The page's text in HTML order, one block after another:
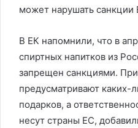
может нарушать санкции
В ЕК напомнили, что в
спиртных напитков из
запрещен санкциями.
предусматривают каких-
подарков, а
несут страны ЕС,